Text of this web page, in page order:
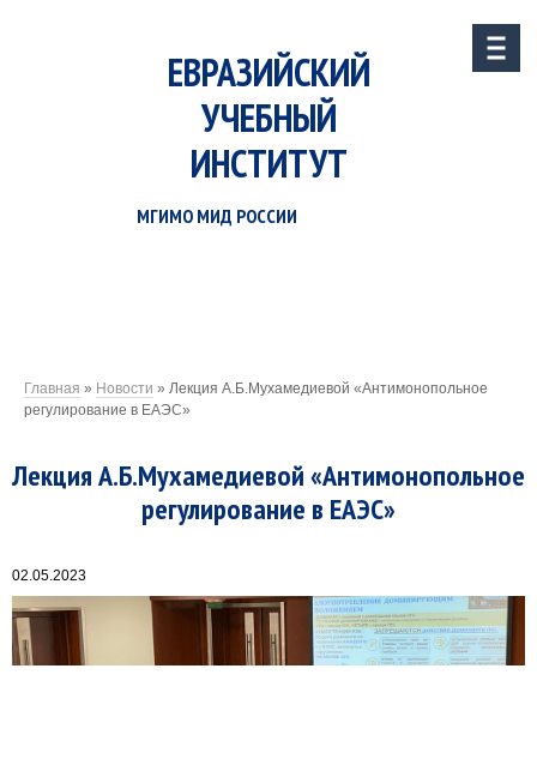
ЕВРАЗИЙСКИЙ
УЧЕБНЫЙ
ИНСТИТУТ
МГИМО МИД РОССИИ
Главная » Новости » Лекция А.Б.Мухамедиевой «Антимонопольное
регулирование в ЕАЭС»
Лекция А.Б.Мухамедиевой «Антимонопольное
регулирование в ЕАЭС»
02.05.2023